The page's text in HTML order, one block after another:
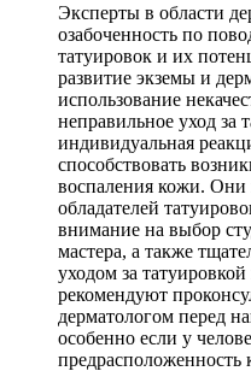
Эксперты в области
озабоченность по
татуировок и их
развитие экземы и
использование
неправильное уход за
индивидуальная
способствовать
воспаления кожи.
обладателей
внимание на выбор
мастера, а также
уходом за
рекомендуют
дерматологом перед
особенно если у